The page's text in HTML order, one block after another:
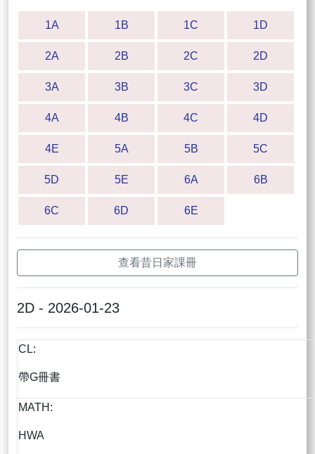
1A 1B 1C 1D
2A 2B 2C 2D
3A 3B 3C 3D
4A 4B 4C 4D
4E 5A 5B 5C
5D 5E 6A 6B
6C 6D 6E
查看昔日家課冊
2D - 2026-01-23
CL:
帶G冊書
MATH:
HWA